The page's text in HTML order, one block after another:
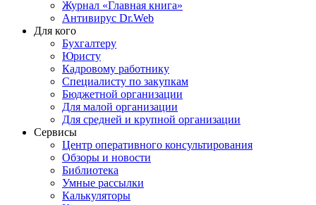
Журнал «Главная книга»
Антивирус Dr.Web
Для кого
Бухгалтеру
Юристу
Кадровому работнику
Специалисту по закупкам
Бюджетной организации
Для малой организации
Для средней и крупной организации
Сервисы
Центр оперативного консультирования
Обзоры и новости
Библиотека
Умные рассылки
Калькуляторы